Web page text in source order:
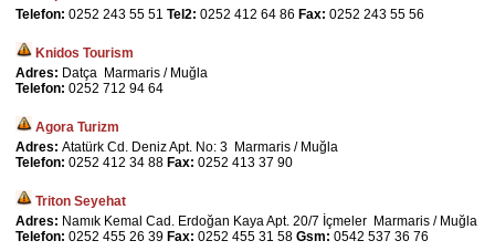
Telefon: 0252 243 55 51 Tel2: 0252 412 64 86 Fax: 0252 243 55 56
Knidos Tourism
Adres: Datça Marmaris / Muğla
Telefon: 0252 712 94 64
Agora Turizm
Adres: Atatürk Cd. Deniz Apt. No: 3 Marmaris / Muğla
Telefon: 0252 412 34 88 Fax: 0252 413 37 90
Triton Seyehat
Adres: Namık Kemal Cad. Erdoğan Kaya Apt. 20/7 İçmeler Marmaris / Muğla
Telefon: 0252 455 26 39 Fax: 0252 455 31 58 Gsm: 0542 537 36 76